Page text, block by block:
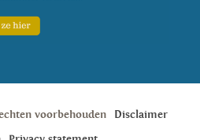
van
de
gemak
voorbehouden
Disclaimer